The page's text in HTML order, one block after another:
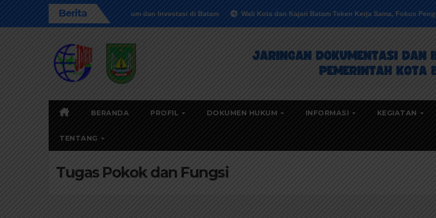
Berita
Dorong Kepastian Hukum dan Investasi di Batam Wali Kota dan Kajari Batam Teken Kerja Sama, Fokus Penguatan
BERANDA PROFIL DOKUMEN HUKUM INFORMASI KEGIATAN
TENTANG
Tugas Pokok dan Fungsi